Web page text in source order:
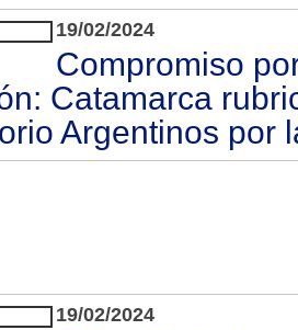
19/02/2024
Compromiso
Catamarca
Argentinos por
19/02/2024